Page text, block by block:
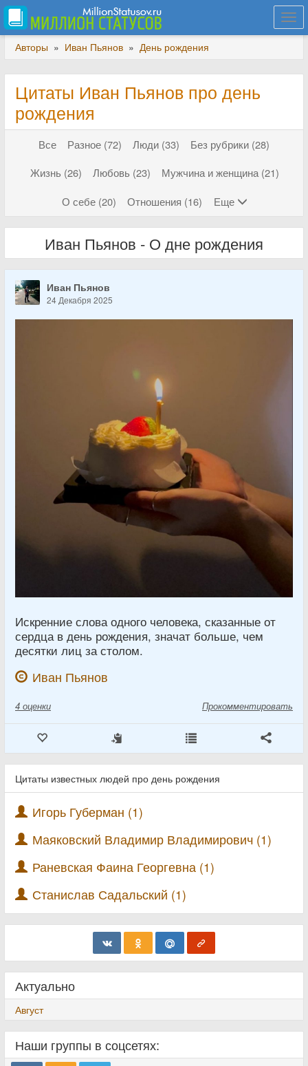
Авторы » Иван Пьянов » День рождения
Цитаты Иван Пьянов про день
рождения
Все Разное (72) Люди (33)
Без рубрики (28)
Жизнь (26)
Любовь (23)
Мужчина и женщина (21)
О себе (20)
Отношения (16) Еще
Иван Пьянов - О дне рождения
Иван Пьянов
24 Декабря 2025
Искренние слова одного человека, сказанные от
сердца в день рождения, значат больше, чем
десятки лиц за столом.
Иван Пьянов
4 оценки Прокомментировать
Цитаты известных людей про день рождения
Игорь Губерман (1)
Маяковский Владимир Владимирович (1)
Раневская Фаина Георгевна (1)
Станислав Садальский (1)
Актуально
Август
Наши группы в соцсетях: